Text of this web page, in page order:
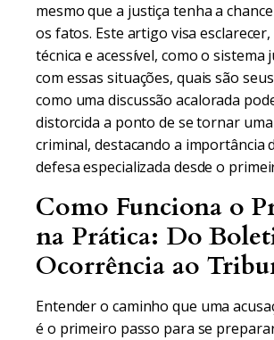
mesmo que a justiça tenha a
os fatos. Este artigo visa
técnica e acessível, como o sistema
com essas situações, quais são
como uma discussão acalorada
distorcida a ponto de se tornar uma
criminal, destacando a importância
defesa especializada desde o
Como Funciona o
na Prática: Do
Ocorrência ao
Entender o caminho que uma
é o primeiro passo para se